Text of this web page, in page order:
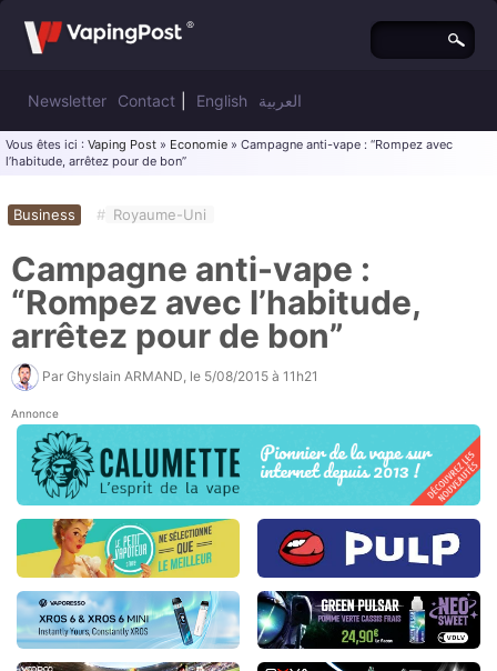
Newsletter Contact English العربية
Vous êtes ici : Vaping Post » Economie » Campagne anti-vape : “Rompez avec
l’habitude, arrêtez pour de bon”
Business # Royaume-Uni
Campagne anti-vape :
“Rompez avec l’habitude,
arrêtez pour de bon”
Par Ghyslain ARMAND , le 5/08/2015 à 11h21
Annonce